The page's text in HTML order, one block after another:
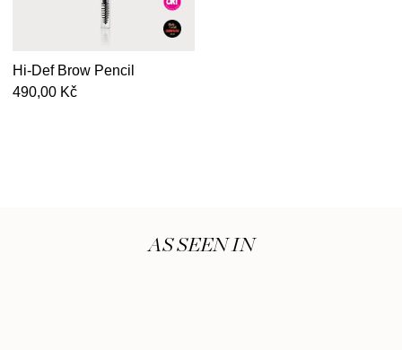
Hi-Def Brow Pencil
Běžná cena
490,00 Kč
AS SEEN IN